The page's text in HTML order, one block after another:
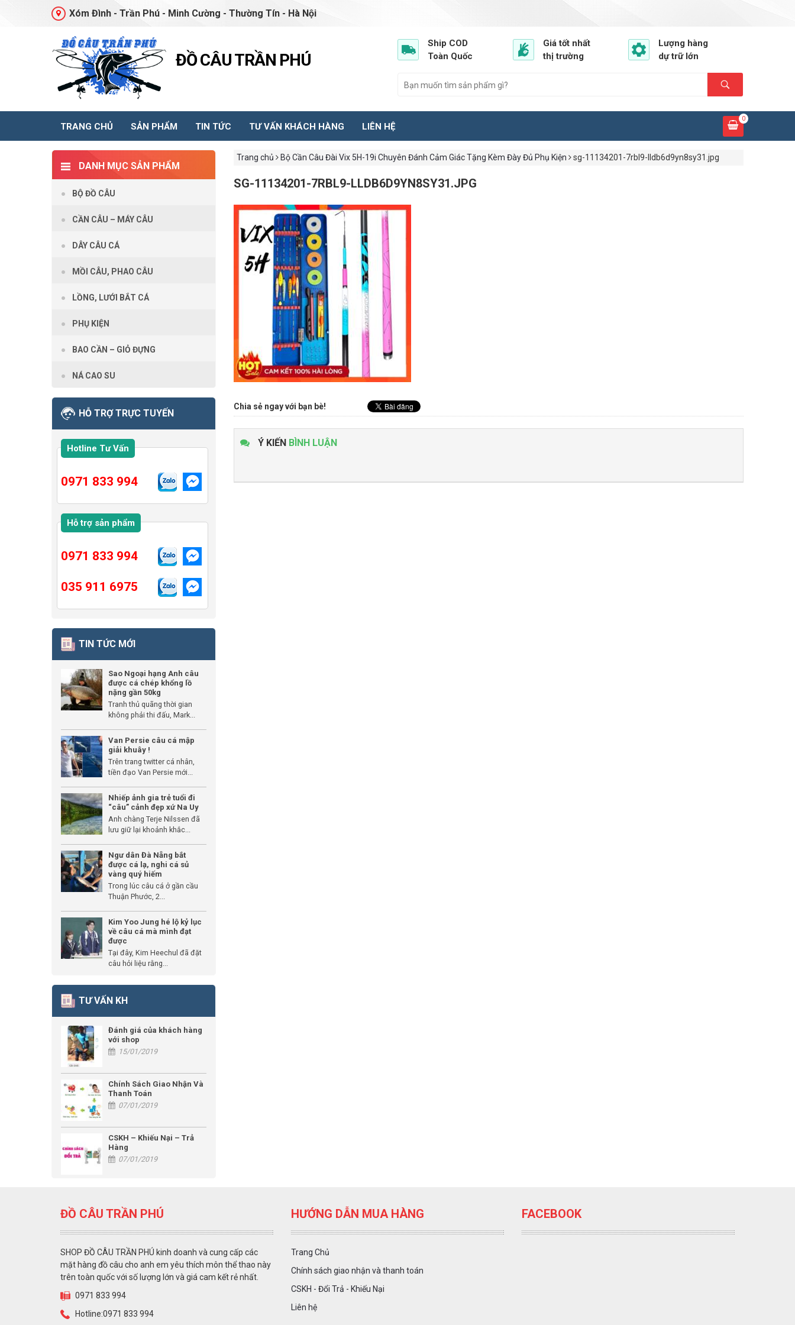
Xóm Đình - Trần Phú - Minh Cường - Thường Tín - Hà Nội
ĐỒ CÂU TRẦN PHÚ
Ship COD
Toàn Quốc
Giá tốt nhất
thị trường
Lượng hàng
dự trữ lớn
TRANG CHỦ SẢN PHẨM TIN TỨC TƯ VẤN KHÁCH HÀNG LIÊN HỆ
0
Trang chủ Bộ Cần Câu Đài Vix 5H-19i Chuyên Đánh Cảm Giác Tặng Kèm Đày Đủ Phụ Kiện sg-11134201-7rbl9-lldb6d9yn8sy31.jpg
SG-11134201-7RBL9-LLDB6D9YN8SY31.JPG
Chia sẻ ngay với bạn bè!
Ý KIẾN BÌNH LUẬN
DANH MỤC SẢN PHẨM
BỘ ĐỒ CÂU
CẦN CÂU – MÁY CÂU
DÂY CÂU CÁ
MỒI CÂU, PHAO CÂU
LỒNG, LƯỚI BẮT CÁ
PHỤ KIỆN
BAO CẦN – GIỎ ĐỰNG
NÁ CAO SU
HỖ TRỢ TRỰC TUYẾN
Hotline Tư Vấn
0971 833 994
Hỗ trợ sản phẩm
0971 833 994
035 911 6975
TIN TỨC MỚI
Sao Ngoại hạng Anh câu
được cá chép khổng lồ
nặng gần 50kg
Tranh thủ quãng thời gian
không phải thi đấu, Mark...
Van Persie câu cá mập
giải khuây !
Trên trang twitter cá nhân,
tiền đạo Van Persie mới...
Nhiếp ảnh gia trẻ tuổi đi
“câu” cảnh đẹp xứ Na Uy
Anh chàng Terje Nilssen đã
lưu giữ lại khoảnh khắc...
Ngư dân Đà Nẵng bắt
được cá lạ, nghi cá sủ
vàng quý hiếm
Trong lúc câu cá ở gần cầu
Thuận Phước, 2...
Kim Yoo Jung hé lộ kỷ lục
về câu cá mà mình đạt
được
Tại đây, Kim Heechul đã đặt
câu hỏi liệu rằng...
TƯ VẤN KH
Đánh giá của khách hàng
với shop
15/01/2019
Chính Sách Giao Nhận Và
Thanh Toán
07/01/2019
CSKH – Khiếu Nại – Trả
Hàng
07/01/2019
ĐỒ CÂU TRẦN PHÚ
SHOP ĐỒ CÂU TRẦN PHÚ kinh doanh và cung cấp các
mặt hàng đồ câu cho anh em yêu thích môn thể thao này
trên toàn quốc với số lượng lớn và giá cam kết rẻ nhất.
0971 833 994
Hotline:0971 833 994
HƯỚNG DẪN MUA HÀNG
Trang Chủ
Chính sách giao nhận và thanh toán
CSKH - Đổi Trả - Khiếu Nại
Liên hệ
FACEBOOK